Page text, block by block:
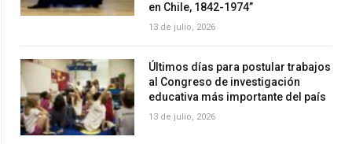
en Chile, 1842-1974”
13 de julio, 2026
Últimos días para postular trabajos
al Congreso de investigación
educativa más importante del país
13 de julio, 2026